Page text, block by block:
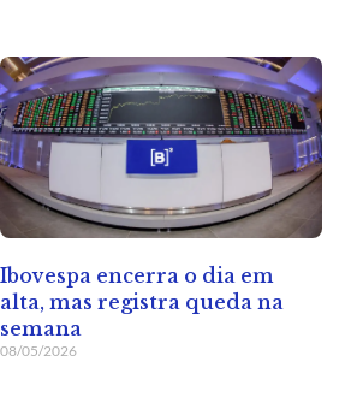
Ibovespa encerra o dia em
alta, mas registra queda na
semana
08/05/2026